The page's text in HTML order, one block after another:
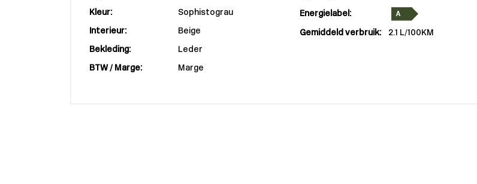
Kleur: Sophistograu
Interieur: Beige
Bekleding: Leder
BTW / Marge: Marge
Energielabel:
Gemiddeld verbruik: 2.1 L/100KM